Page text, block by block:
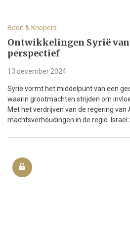
Boon & Knopers
Ontwikkelingen Syrië
perspectief
13 december 2024
Syrië vormt het middelpunt van een
waarin grootmachten strijden om
Met het verdrijven van de regering van
machtsverhoudingen in de regio. Israël